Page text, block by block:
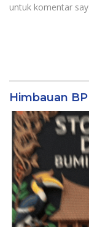
untuk komentar
Himbauan